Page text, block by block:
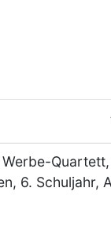
Werbe-
6. Schuljahr,